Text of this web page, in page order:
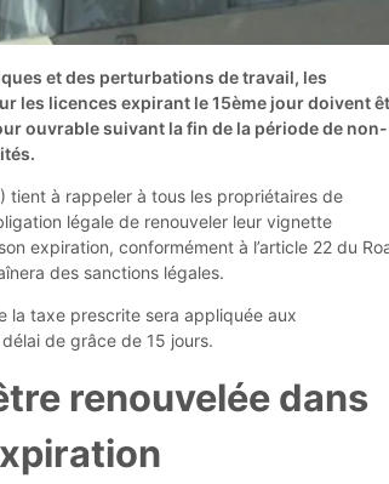
et des perturbations de travail, les
les licences expirant le 15ème jour doivent
ouvrable suivant la fin de la période de non-
tient à rappeler à tous les propriétaires de
légale de renouveler leur vignette
expiration, conformément à l’article 22 du
des sanctions légales.
la taxe prescrite sera appliquée aux
de grâce de 15 jours.
renouvelée dans